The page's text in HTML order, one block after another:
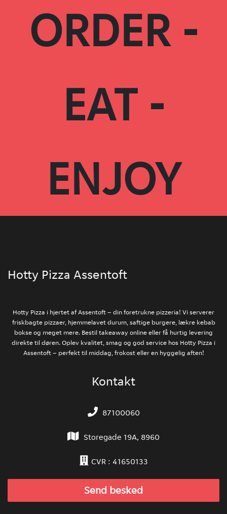
ORDER -
EAT -
ENJOY
Hotty Pizza Assentoft
Hotty Pizza i hjertet af Assentoft – din foretrukne pizzeria! Vi serverer
friskbagte pizzaer, hjemmelavet durum, saftige burgere, lækre kebab
bokse og meget mere. Bestil takeaway online eller få hurtig levering
direkte til døren. Oplev kvalitet, smag og god service hos Hotty Pizza i
Assentoft – perfekt til middag, frokost eller en hyggelig aften!
Kontakt
87100060
Storegade 19A, 8960
CVR : 41650133
Send besked